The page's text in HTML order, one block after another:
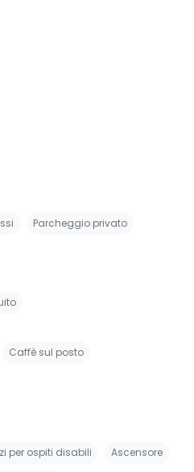
Parcheggio privato
Caffè sul posto
per ospiti disabili Ascensore